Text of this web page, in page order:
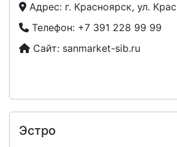
Адрес: г. Красноярск, ул.
Телефон: +7 391 228 99 99
Сайт: sanmarket-sib.ru
Эстро